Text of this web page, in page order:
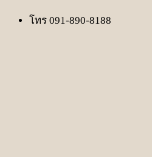
โทร 091-890-8188